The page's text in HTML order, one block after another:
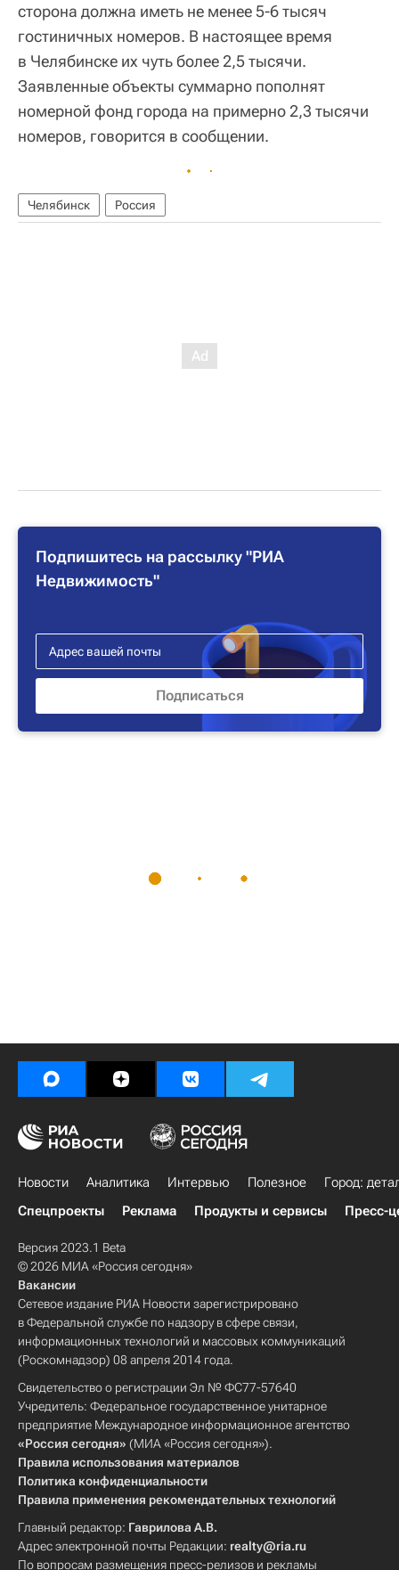
сторона должна иметь не менее 5-6 тысяч
гостиничных номеров. В настоящее время
в Челябинске их чуть более 2,5 тысячи.
Заявленные объекты суммарно пополнят
номерной фонд города на примерно 2,3 тысячи
номеров, говорится в сообщении.
Челябинск Россия
Подпишитесь на рассылку "РИА
Недвижимость"
Новости Аналитика Интервью Полезное
Город:
Спецпроекты
Реклама Продукты и сервисы Пресс-
Версия 2023.1 Beta
© 2026 МИА «Россия сегодня»
Вакансии
Сетевое издание РИА Новости зарегистрировано
в Федеральной службе по надзору в сфере связи,
информационных технологий и массовых коммуникаций
(Роскомнадзор) 08 апреля 2014 года.
Свидетельство о регистрации Эл № ФС77-57640
Учредитель: Федеральное государственное унитарное
предприятие Международное информационное агентство
«Россия сегодня» (МИА «Россия сегодня»).
Правила использования материалов
Политика конфиденциальности
Правила применения рекомендательных технологий
Главный редактор: Гаврилова А.В.
Адрес электронной почты Редакции: realty@ria.ru
По вопросам размещения пресс-релизов и рекламы